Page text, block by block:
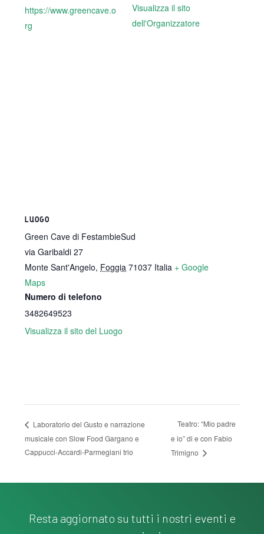
https://www.greencave.o
rg
Visualizza il sito
dell'Organizzatore
LUOGO
Green Cave di FestambieSud
via Garibaldi 27
Monte Sant'Angelo, Foggia 71037 Italia + Google
Maps
Numero di telefono
3482649523
Visualizza il sito del Luogo
Laboratorio del Gusto e narrazione
musicale con Slow Food Gargano e
Cappucci-Accardi-Parmegiani trio
Teatro: “Mio padre
e io” di e con Fabio
Trimigno
Resta aggiornato su tutti i nostri eventi e